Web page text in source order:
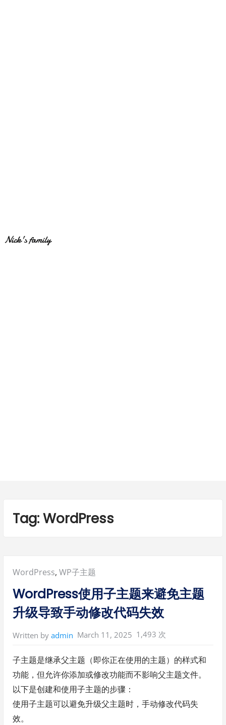
Tag:WordPress
Posted
in:
WordPress, WP子主题
WordPress使用子主题来避免主题
升级导致手动修改代码失效
Written by admin March 11, 2025 1,493 次
子主题是继承父主题（即你正在使用的主题）的样式和
功能，但允许你添加或修改功能而不影响父主题文件。
以下是创建和使用子主题的步骤：
使用子主题可以避免升级父主题时，手动修改代码失
效。